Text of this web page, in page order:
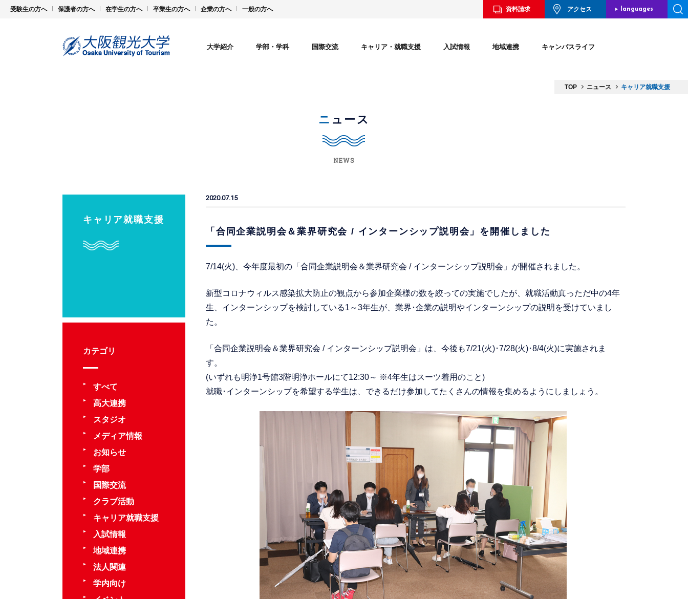
受験生の方へ 保護者の方へ 在学生の方へ 卒業生の方へ 企業の方へ 一般の方へ 資料請求 アクセス languages
大学紹介 学部・学科 国際交流 キャリア・就職支援 入試情報 地域連携 キャンパスライフ
TOP ニュース キャリア就職支援
ニュース
NEWS
キャリア就職支援
2020.07.15
「合同企業説明会＆業界研究会 / インターンシップ説明会」を開催しました
7/14(火)、今年度最初の「合同企業説明会＆業界研究会 / インターンシップ説明会」が開催されました。
新型コロナウィルス感染拡大防止の観点から参加企業様の数を絞っての実施でしたが、就職活動真っただ中の4年
生、インターンシップを検討している1～3年生が、業界･企業の説明やインターンシップの説明を受けていまし
た。
「合同企業説明会＆業界研究会 / インターンシップ説明会」は、今後も7/21(火)･7/28(火)･8/4(火)に実施されま
す。
(いずれも明浄1号館3階明浄ホールにて12:30～ ※4年生はスーツ着用のこと)
就職･インターンシップを希望する学生は、できるだけ参加してたくさんの情報を集めるようにしましょう。
カテゴリ
すべて
高大連携
スタジオ
メディア情報
お知らせ
学部
国際交流
クラブ活動
キャリア就職支援
入試情報
地域連携
法人関連
学内向け